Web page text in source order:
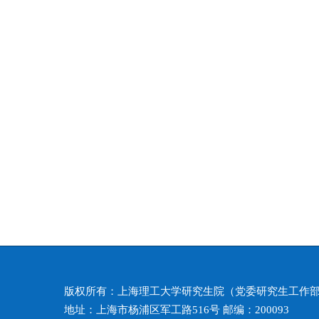
版权所有：上海理工大学研究生院（党委研究生工作
地址：上海市杨浦区军工路516号 邮编：200093